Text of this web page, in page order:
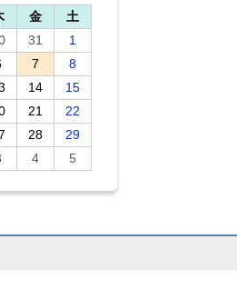
金
土
31
1
7
8
14
15
21
22
28
29
4 5